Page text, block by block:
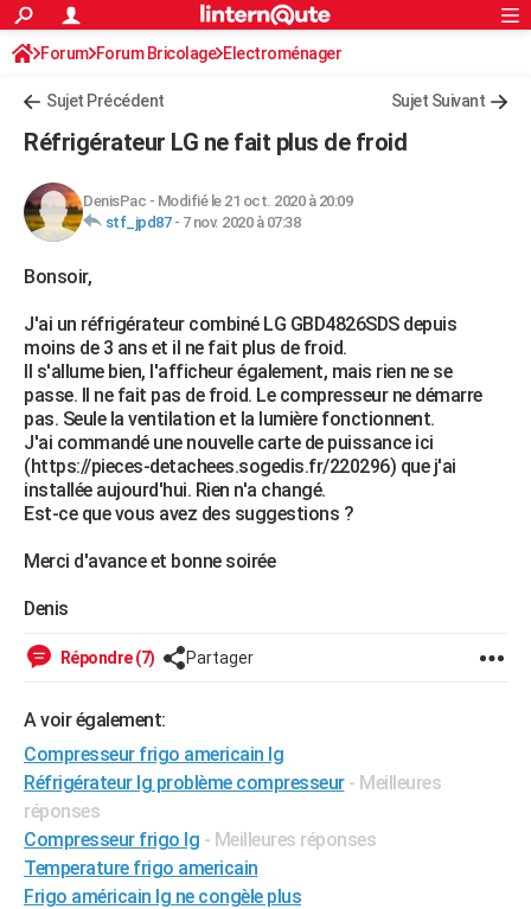
ACTUALITÉS
Politique
Société
Faits Divers
Education
Monde
Villes
+
Retraite
Impôts
Epargne
Immobilier
Risques naturels par ville
Banque
Assurance
Crédit
AUTO
HIGH-TECH
BRICOLAGE
Forum
Aménagement intérieur
Extérieur
Cuisine
Salle de bains
Jardinage
Rangement
WEEK-END
Guides de France
Escapades
Patrimoine
Expositions
Musées
Week-end nature
+LIFESTYLE
Art de vivre
Bien-être
Loisirs
Mode
Modes de vie
SANTE
Alimentation
Guide de la santé
Maladies
Médicaments
Sommeil
VOYAGE
Destinations
City break
Voyage nature
Voyage de noces
Forum
Climat
+PHOTO
GUIDES D'ACHAT
BONS PLANS
Carte de Noël
Carte Bonne année
Carte Saint-Valentin
Carte Pâques
Carte d'anniversaire
DICTIONNAIRE
Dictionnaire
Biographies
Citations
Expressions
Proverbes
PROGRAMME TV
COPAINS D'AVANT
S'inscrire
Se connecter
Lycées
Collèges
Primaires
Universités
Entreprises
Service militaire
Avis de recherche
AVIS DE DÉCÈS
S'inscrire
Connexion
Forum Forum Bricolage Electroménager
Sujet Précédent Sujet Suivant
Réfrigérateur LG ne fait plus de froid
DenisPac - Modifié le 21 oct. 2020 à 20:09
stf_jpd87- 7 nov. 2020 à 07:38
Bonsoir,
J'ai un réfrigérateur combiné LG GBD4826SDS depuis
moins de 3 ans et il ne fait plus de froid.
Il s'allume bien, l'afficheur également, mais rien ne se
passe. Il ne fait pas de froid. Le compresseur ne démarre
pas. Seule la ventilation et la lumière fonctionnent.
J'ai commandé une nouvelle carte de puissance ici
(https://pieces-detachees.sogedis.fr/220296) que j'ai
installée aujourd'hui. Rien n'a changé.
Est-ce que vous avez des suggestions ?
Merci d'avance et bonne soirée
Denis
Répondre (7) Partager
A voir également:
Compresseur frigo americain lg
Réfrigérateur lg problème compresseur - Meilleures
réponses
Compresseur frigo lg - Meilleures réponses
Temperature frigo americain
Frigo américain lg ne congèle plus